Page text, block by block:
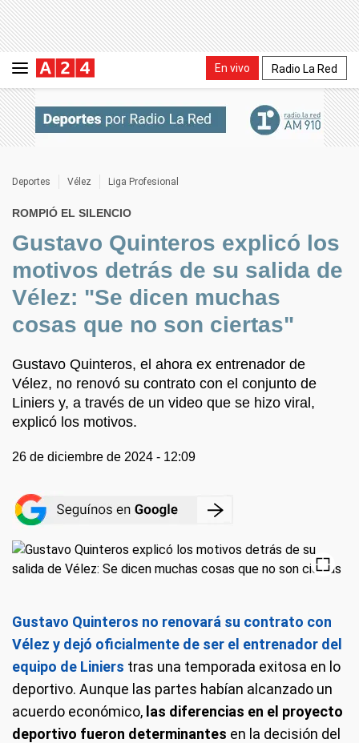
En vivo Radio La Red
Deportes Vélez Liga Profesional
ROMPIÓ EL SILENCIO
Gustavo Quinteros explicó los
motivos detrás de su salida de
Vélez: "Se dicen muchas
cosas que no son ciertas"
Gustavo Quinteros, el ahora ex entrenador de
Vélez, no renovó su contrato con el conjunto de
Liniers y, a través de un video que se hizo viral,
explicó los motivos.
26 de diciembre de 2024 - 12:09
Gustavo Quinteros no renovará su contrato con
Vélez y dejó oficialmente de ser el entrenador del
equipo de Liniers tras una temporada exitosa en lo
deportivo. Aunque las partes habían alcanzado un
acuerdo económico, las diferencias en el proyecto
deportivo fueron determinantes en la decisión del